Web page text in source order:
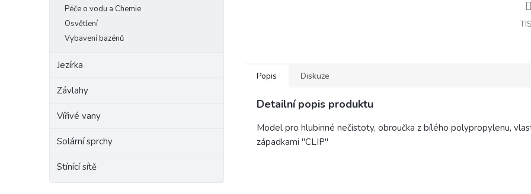
Péče o vodu a Chemie
Osvětlení
Vybavení bazénů
Jezírka
Závlahy
Vířivé vany
Solární sprchy
Stínící sítě
Popis Diskuze
Detailní popis produktu
Model pro hlubinné nečistoty, obroučka z bílého polypropylenu,
západkami "CLIP"